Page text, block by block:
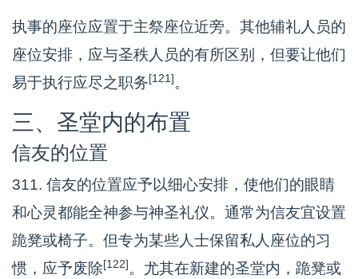
执事的座位应置于主祭座位近旁。其他辅礼人员的
座位安排，应与圣秩人员的有所区别，但要让他们
易于执行应尽之职务[121]。
三、圣堂内的布置
信友的位置
311. 信友的位置应予以细心安排，使他们的眼睛
和心灵都能全神参与神圣礼仪。通常为信友宜设置
跪凳或椅子。但专为某些人士保留私人座位的习
惯，应予废除[122]。尤其在新建的圣堂内，跪凳或